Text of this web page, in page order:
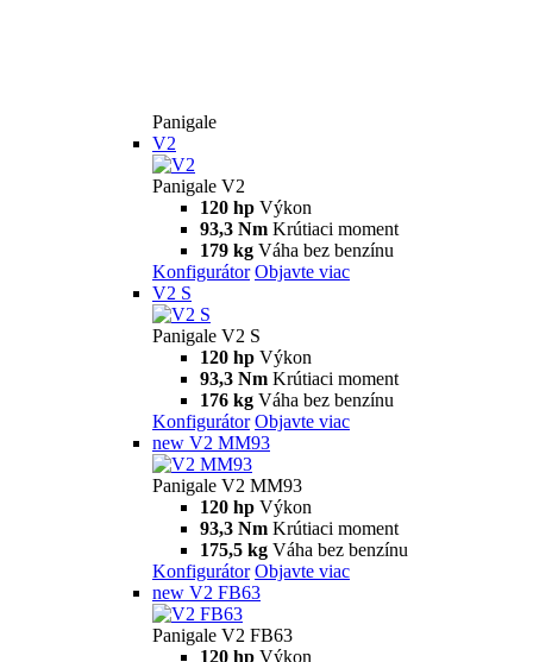
Panigale
V2
Panigale V2
120 hp Výkon
93,3 Nm Krútiaci moment
179 kg Váha bez benzínu
Konfigurátor Objavte viac
V2 S
Panigale V2 S
120 hp Výkon
93,3 Nm Krútiaci moment
176 kg Váha bez benzínu
Konfigurátor Objavte viac
new V2 MM93
Panigale V2 MM93
120 hp Výkon
93,3 Nm Krútiaci moment
175,5 kg Váha bez benzínu
Konfigurátor Objavte viac
new V2 FB63
Panigale V2 FB63
120 hp Výkon